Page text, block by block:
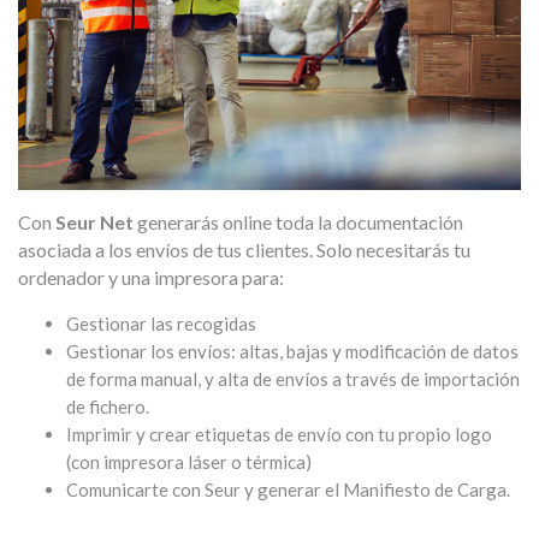
Con Seur Net generarás online toda la documentación
asociada a los envíos de tus clientes. Solo necesitarás tu
ordenador y una impresora para:
Gestionar las recogidas
Gestionar los envíos: altas, bajas y modificación de datos
de forma manual, y alta de envíos a través de importación
de fichero.
Imprimir y crear etiquetas de envío con tu propio logo
(con impresora láser o térmica)
Comunicarte con Seur y generar el Manifiesto de Carga.